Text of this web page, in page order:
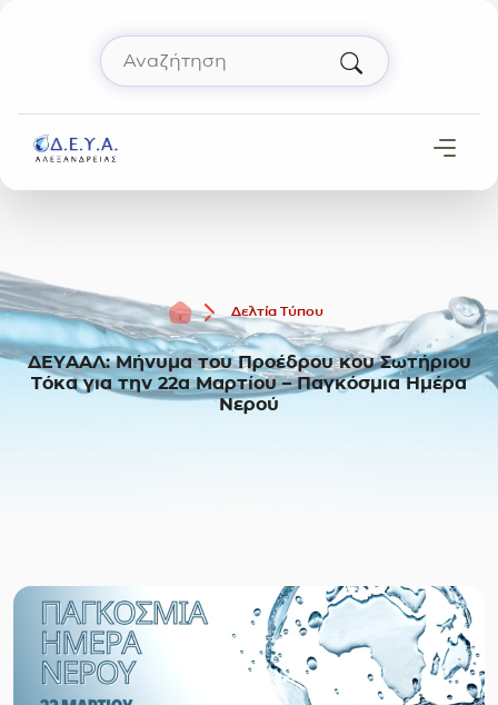
Αναζήτηση
ΑρχικήΔελτία Τύπου
ΔΕΥΑΑΛ: Μήνυμα του Προέδρου κου Σωτήριου
Τόκα για την 22α Μαρτίου – Παγκόσμια Ημέρα
Νερού